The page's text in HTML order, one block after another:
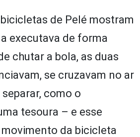
de Pelé mostram
executava de forma
chutar a bola, as duas
se cruzavam no ar
como o
tesoura – e esse
da bicicleta